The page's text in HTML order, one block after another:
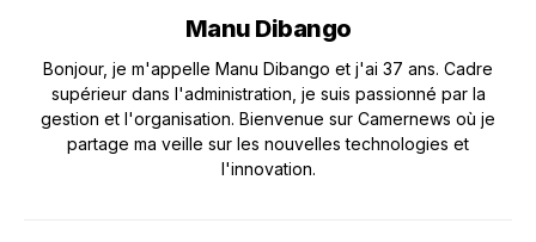
Manu Dibango
Bonjour, je m'appelle Manu Dibango et j'ai 37 ans. Cadre
supérieur dans l'administration, je suis passionné par la
gestion et l'organisation. Bienvenue sur Camernews où je
partage ma veille sur les nouvelles technologies et
l'innovation.